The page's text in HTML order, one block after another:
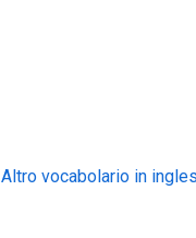
Altro vocabolario in